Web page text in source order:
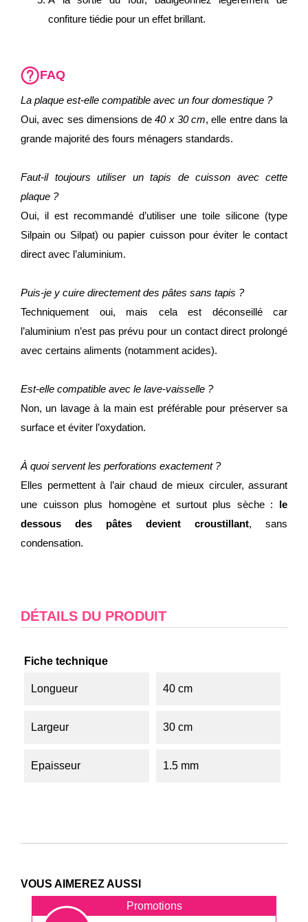
confiture tiédie pour un effet brillant.
FAQ
La plaque est-elle compatible avec un four domestique ?
Oui, avec ses dimensions de40 x 30 cm, elle entre dans la
grande majorité des fours ménagers standards.
Faut-il toujours utiliser un tapis de cuisson avec cette
plaque ?
Oui, il est recommandé d’utiliser une toile silicone (type
Silpain ou Silpat) ou papier cuisson pour éviter le contact
direct avec l’aluminium.
Puis-je y cuire directement des pâtes sans tapis ?
Techniquement oui, mais cela est déconseillé car
l’aluminium n’est pas prévu pour un contact direct prolongé
avec certains aliments (notamment acides).
Est-elle compatible avec le lave-vaisselle ?
Non, un lavage à la main est préférable pour préserver sa
surface et éviter l’oxydation.
À quoi servent les perforations exactement ?
Elles permettent à l’air chaud de mieux circuler, assurant
une cuisson plus homogène et surtout plus sèche : le
dessous des pâtes devient croustillant, sans
condensation.
DÉTAILS DU PRODUIT
Fiche technique
Longueur 40 cm
Largeur 30 cm
Epaisseur 1.5 mm
VOUS AIMEREZ AUSSI
Promotions